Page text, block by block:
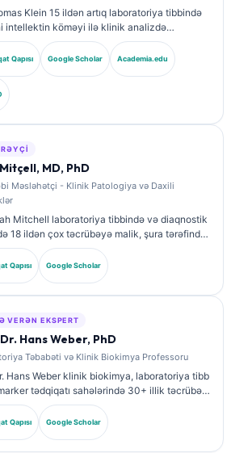
Klein 15 ildən artıq laboratoriya tibbində
intellektin köməyi ilə klinik analizdə
malik, sertifikatlı klinik hematoloq və
Kantesti AI şirkətində Baş Tibb Direktoru
məxsusi neyron şəbəkənin tibbi dəqiqliyinə
nəzarəti həyata keçirir. Dr. Klein
şərhi və laboratoriya diaqnostikası
laboratoriya tibbinə dair geniş şəkildə
edib.
Qapısı Google Scholar Academia.edu
MD, PhD
Məsləhətçi - Klinik Patologiya və Daxili
Mitchell laboratoriya tibbində və diaqnostik
18 ildən çox təcrübəyə malik, şura tərəfindən
klinik patoloqdur. O, klinik kimya üzrə
malikdir və klinik praktikada
panelləri və laborator analiz barədə geniş
Qapısı Google Scholar
VERƏN EKSPERT
Hans Weber, PhD
Təbabəti və Klinik Biokimya Professoru
Hans Weber klinik biokimya, laboratoriya tibb
tədqiqatı sahələrində 30+ illik təcrübə
Alman Klinik Kimya Cəmiyyətinin keçmiş
olaraq o, diaqnostik panel analizi,
standartlaşdırılması və AI ilə
Qapısı Google Scholar